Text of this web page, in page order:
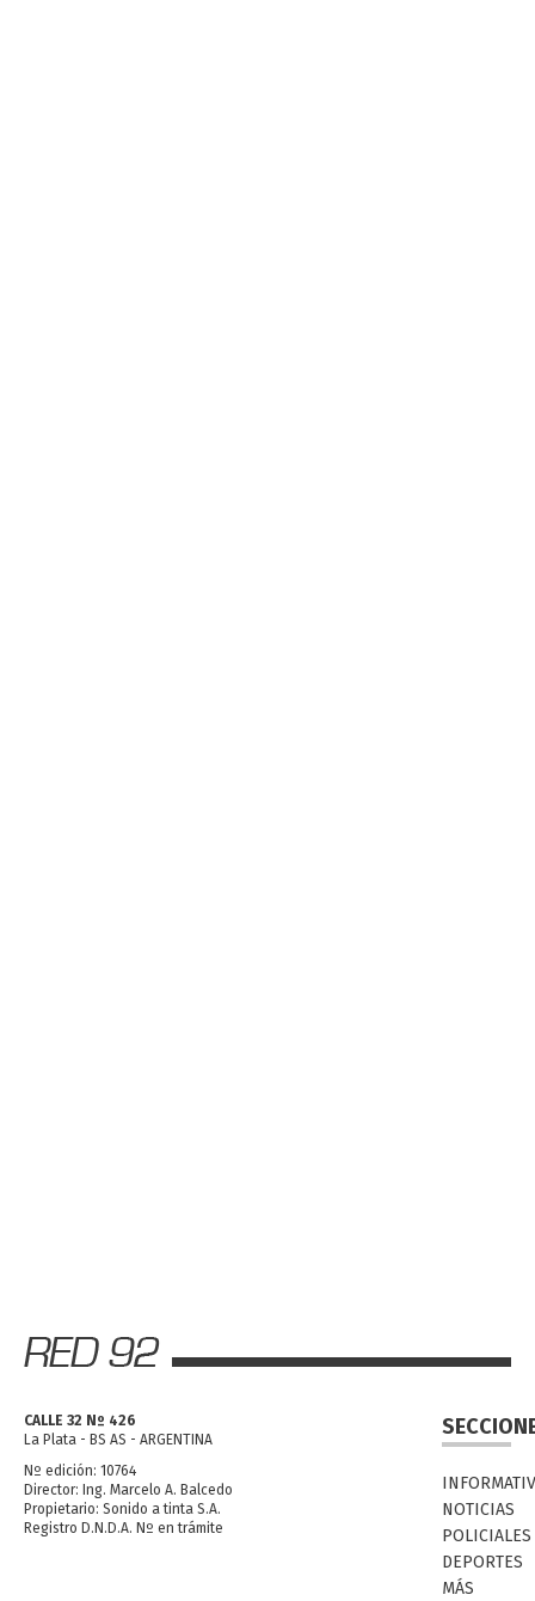
CALLE 32 Nº 426
La Plata - BS AS - ARGENTINA
Nº edición: 10764
Director: Ing. Marcelo A. Balcedo
Propietario: Sonido a tinta S.A.
Registro D.N.D.A. Nº en trámite
NOTICIAS
POLICIALES
DEPORTES
MÁS